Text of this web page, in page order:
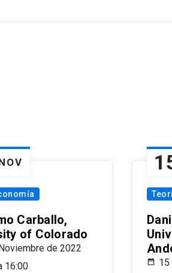
Carballo,
of Colorado
de 2022
16:00
15